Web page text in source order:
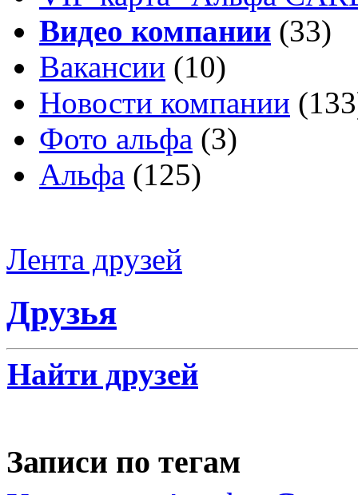
Видео компании (33)
Вакансии (10)
Новости компании
Фото альфа (3)
Альфа (125)
Лента друзей
Друзья
Найти друзей
Записи по тегам